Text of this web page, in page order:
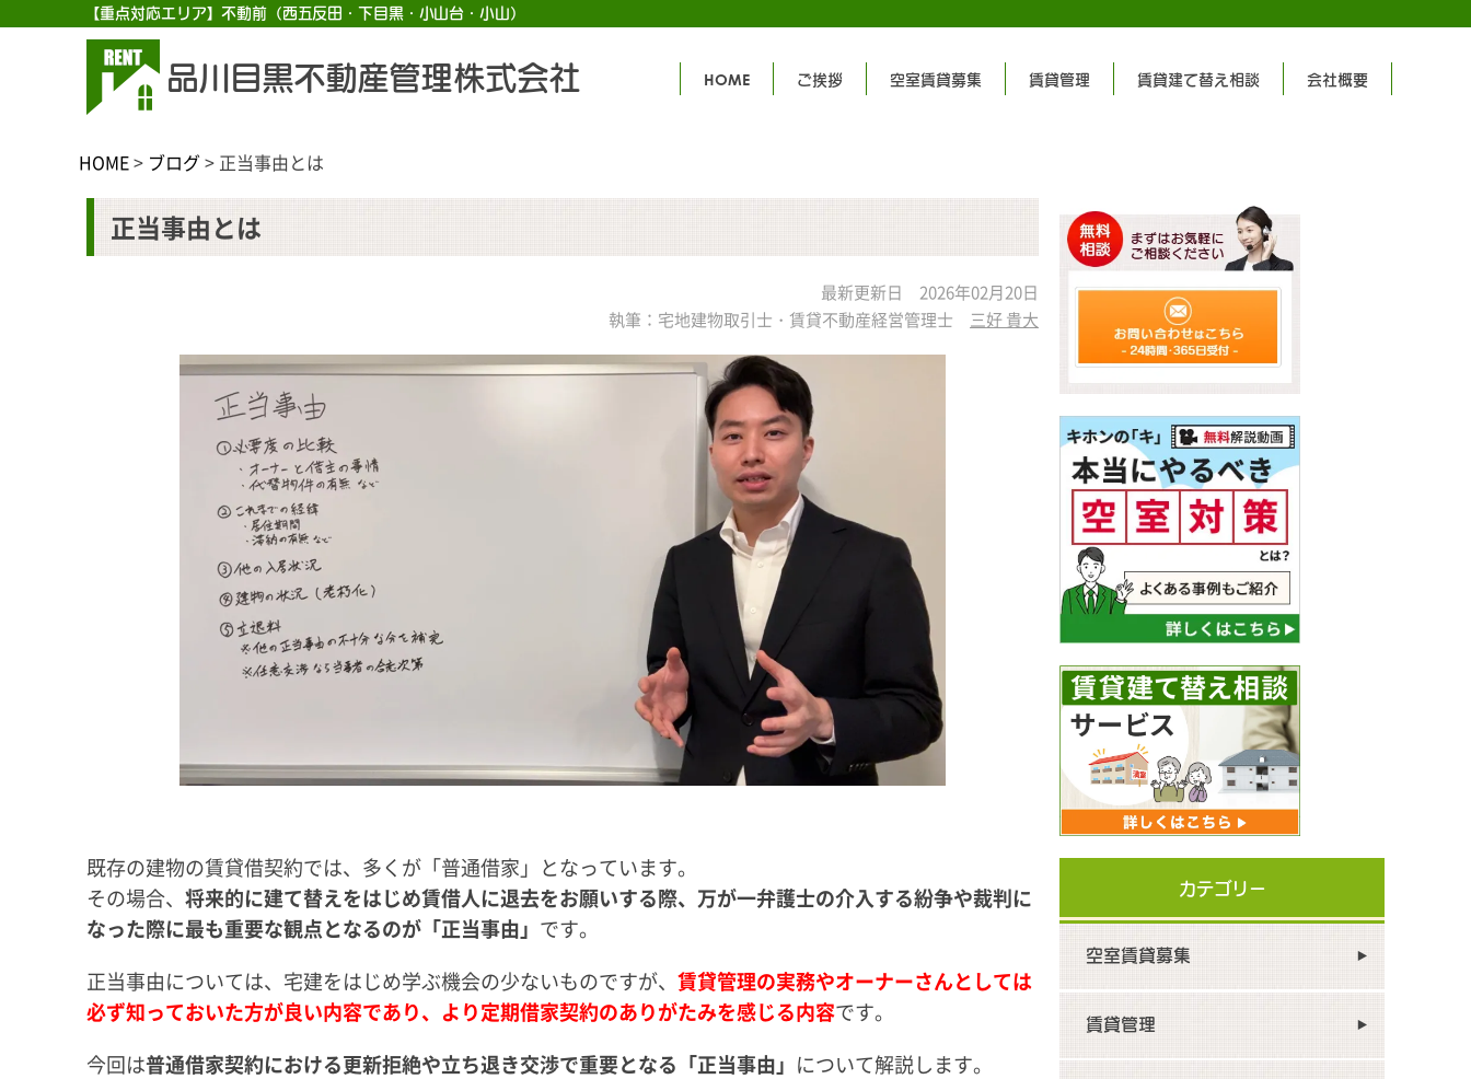
【重点対応エリア】不動前（西五反田・下目黒・小山台・小山）
品川目黒不動産管理株式会社 HOME ご挨拶 空室賃貸募集 賃貸管理 賃貸建て替え相談 会社概要
HOME> ブログ> 正当事由とは
正当事由とは
最新更新日 2026年02月20日
執筆：宅地建物取引士・賃貸不動産経営管理士 三好 貴大
既存の建物の賃貸借契約では、多くが「普通借家」となっています。
その場合、 将来的に建て替えをはじめ賃借人に退去をお願いする際、万が一弁護士の介入する紛争や裁判に
なった際に最も重要な観点となるのが「正当事由」 です。
正当事由については、宅建をはじめ学ぶ機会の少ないものですが、 賃貸管理の実務やオーナーさんとしては
必ず知っておいた方が良い内容であり、より定期借家契約のありがたみを感じる内容です。
今回は普通借家契約における更新拒絶や立ち退き交渉で重要となる「正当事由」 について解説します。
カテゴリー
空室賃貸募集
賃貸管理